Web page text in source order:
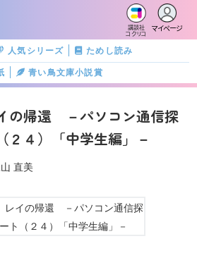
講談社
コクリコ
マイページ
人気シリーズ
ためし読み
青い鳥文庫小説賞
の帰還 －パソコン通信探
２４）「中学生編」－
直美